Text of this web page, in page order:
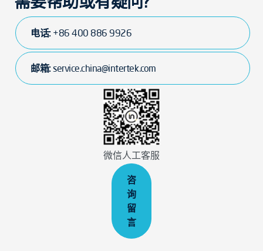
电话: +86 400 886 9926
邮箱:service.china@intertek.com
微信人工客服
咨
询
留
言